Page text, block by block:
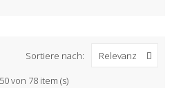
Sortiere nach:
Relevanz
von 78 item (s)